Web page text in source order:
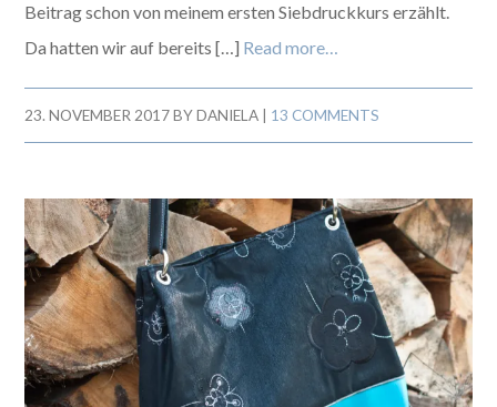
Beitrag schon von meinem ersten Siebdruckkurs erzählt.
Da hatten wir auf bereits […] Read more…
23. NOVEMBER 2017BYDANIELA 13 COMMENTS